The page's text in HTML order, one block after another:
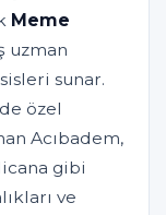
Meme
uzman
sunar.
özel
Acıbadem,
gibi
ve